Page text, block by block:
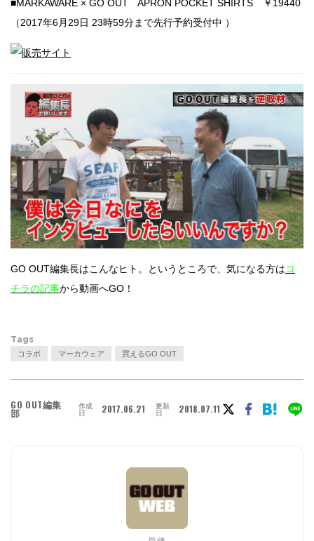
■MARKAWARE × GO OUT APRON POCKET SHIRTS ￥19440
（2017年6月29日 23時59分まで先行予約受付中 ）
GO OUT編集長はこんなヒト。というところで、気になる方はコ
チラの記事から動画へGO！
Tags
コラボ マーカウェア 買えるGO OUT
GO OUT編集
部
作成
日 2017.06.21 更新
日 2018.07.11